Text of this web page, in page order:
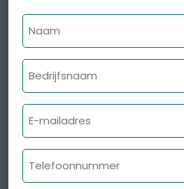
Naam
Bedrijfsnaam
E-
mailadres
Telefoonnummer